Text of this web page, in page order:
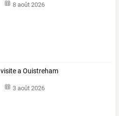
8 août 2026
visite a Ouistreham
3 août 2026